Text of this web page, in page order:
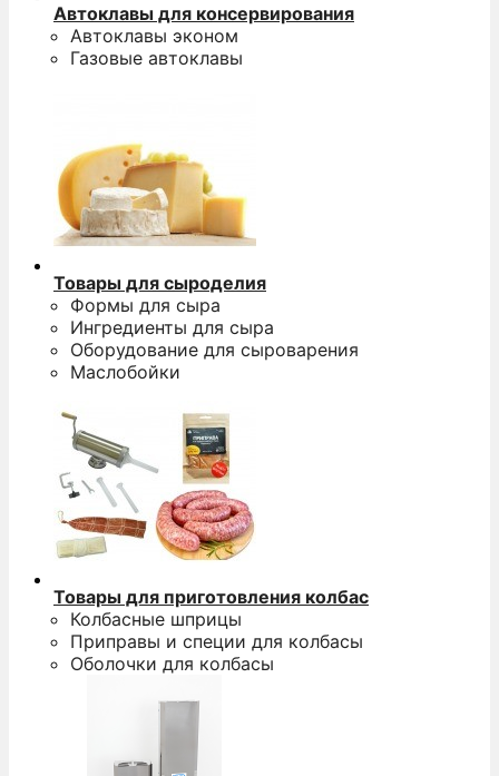
Автоклавы для консервирования
Автоклавы эконом
Газовые автоклавы
Товары для сыроделия
Формы для сыра
Ингредиенты для сыра
Оборудование для сыроварения
Маслобойки
Товары для приготовления колбас
Колбасные шприцы
Приправы и специи для колбасы
Оболочки для колбасы